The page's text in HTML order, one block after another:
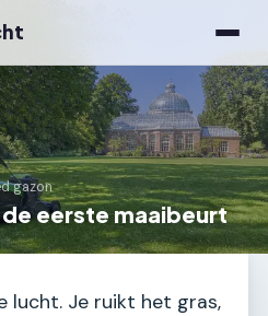
gazon
eerste maaibeurt
lucht. Je ruikt het gras,